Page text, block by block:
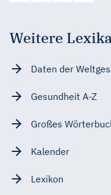
Weitere
Daten der
Gesundheit A-Z
Großes
Kalender
Lexikon